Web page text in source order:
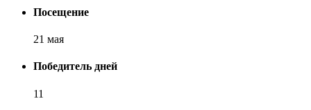
Посещение
21 мая
Победитель дней
11